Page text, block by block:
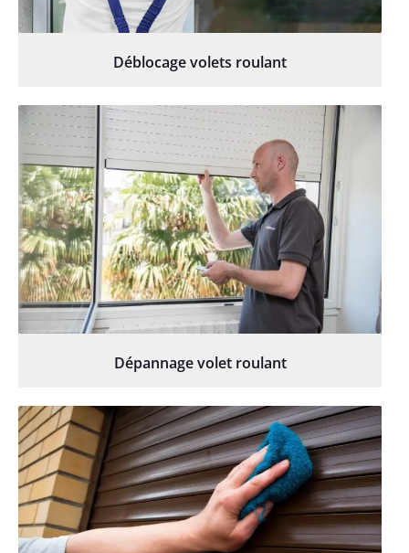
Déblocage volets roulant
Dépannage volet roulant